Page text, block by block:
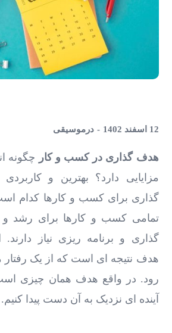
12 اسفند 1402 درموسیقی
هدف گذاری در کسب و کار چگونه
مزایایی دارد؟ بهترین و
گذاری برای کسب و کارها کدام
تمامی کسب و کارها برای رشد
گذاری و برنامه ریزی نیاز
هدف نتیجه ای است که از یک
رود. در واقع هدف همان چیزی است
آینده ای نزدیک به آن دست پیدا کنیم.